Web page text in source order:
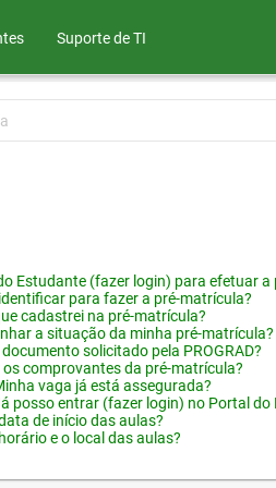
Suporte de TI
Estudante (fazer login) para efetuar a
para fazer a pré-matrícula?
cadastrei na pré-matrícula?
a situação da minha pré-matrícula?
solicitado pela PROGRAD?
comprovantes da pré-matrícula?
vaga já está assegurada?
posso entrar (fazer login) no Portal do
de início das aulas?
e o local das aulas?